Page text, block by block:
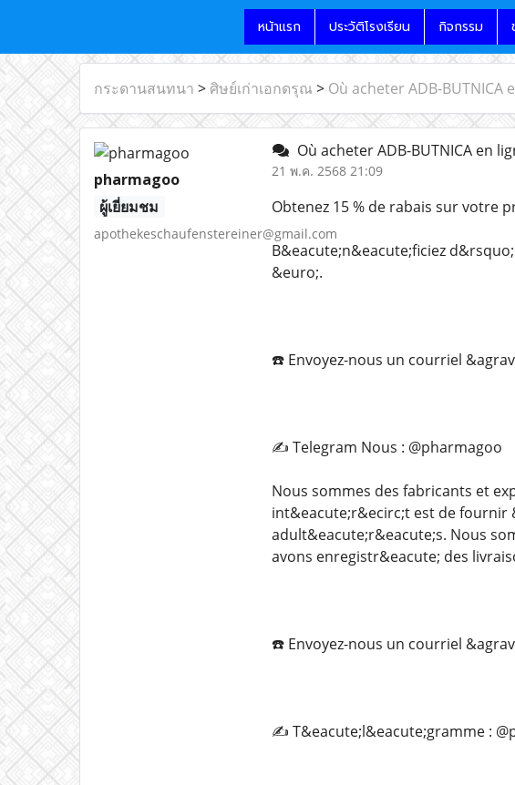
หน้าแรก ประวัติโรงเรียน กิจกรรม
กระดานสนทนา > ศิษย์เก่าเอกดรุณ > Où acheter ADB-
pharmagoo
ผู้เยี่ยมชม
apothekeschaufenstereiner@gmail.com
Où acheter ADB-BUTNICA en
21 พ.ค. 2568 21:09
Obtenez 15 % de rabais sur votre
B&eacute;n&eacute;ficiez
&euro;.
☎️ Envoyez-nous un courriel
✍️ Telegram Nous : @pharmagoo
Nous sommes des fabricants et
int&eacute;r&ecirc;t est de fournir
adult&eacute;r&eacute;s. Nous
avons enregistr&eacute; des
☎️ Envoyez-nous un courriel
✍️ T&eacute;l&eacute;gramme :